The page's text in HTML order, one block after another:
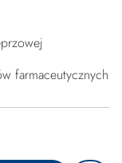
farmaceutycznych